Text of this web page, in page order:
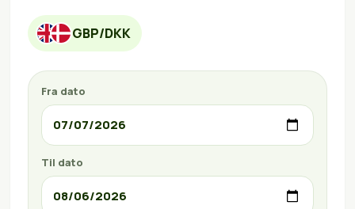
GBP/DKK
Fra dato
Til dato